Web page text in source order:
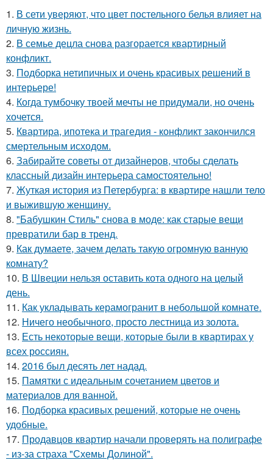
1. В сети уверяют, что цвет постельного белья влияет на
личную жизнь.
2. В семье децла снова разгорается квартирный
конфликт.
3. Подборка нетипичных и очень красивых решений в
интерьере!
4. Когда тумбочку твоей мечты не придумали, но очень
хочется.
5. Квартира, ипотека и трагедия - конфликт закончился
смертельным исходом.
6. Забирайте советы от дизайнеров, чтобы сделать
классный дизайн интерьера самостоятельно!
7. Жуткая история из Петербурга: в квартире нашли тело
и выжившую женщину.
8. "Бабушкин Стиль" снова в моде: как старые вещи
превратили бар в тренд.
9. Как думаете, зачем делать такую огромную ванную
комнату?
10. В Швеции нельзя оставить кота одного на целый
день.
11. Как укладывать керамогранит в небольшой комнате.
12. Ничего необычного, просто лестница из золота.
13. Есть некоторые вещи, которые были в квартирах у
всех россиян.
14. 2016 был десять лет надад.
15. Памятки с идеальным сочетанием цветов и
материалов для ванной.
16. Подборка красивых решений, которые не очень
удобные.
17. Продавцов квартир начали проверять на полиграфе
- из-за страха "Схемы Долиной".